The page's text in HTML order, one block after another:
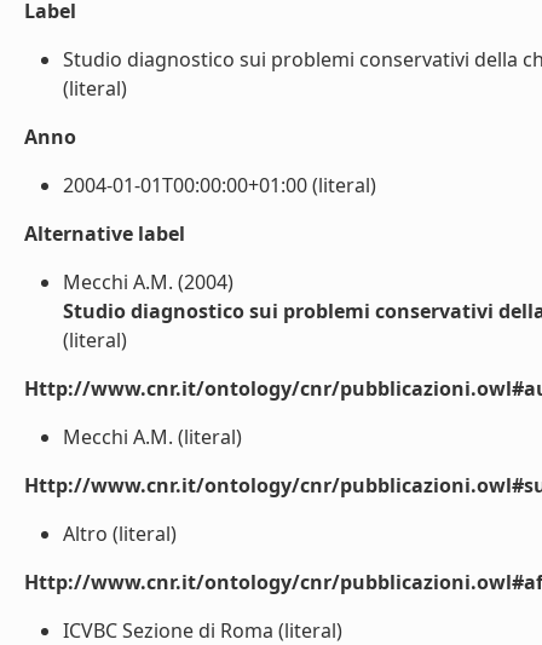
Label
Studio diagnostico sui problemi conservativi della
(literal)
Anno
2004-01-01T00:00:00+01:00 (literal)
Alternative label
Mecchi A.M. (2004)
Studio diagnostico sui problemi conservativi
(literal)
Http://www.cnr.it/ontology/cnr/
Mecchi A.M. (literal)
Http://www.cnr.it/ontology/cnr/
Altro (literal)
Http://www.cnr.it/ontology/cnr/
ICVBC Sezione di Roma (literal)